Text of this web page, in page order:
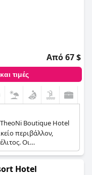
Από 67 $
τιμές
Boutique Hotel
περιβάλλον,
Οι
εξυπηρέτηση
διαμονή.
Hotel